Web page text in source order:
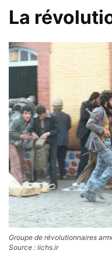
La
Groupe de révolutionnaires
Source : iichs.ir